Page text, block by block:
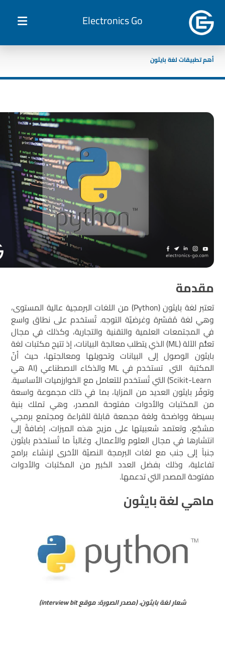
Electronics Go
أهم تطبيقات لغة بايثون
مقدمة
تعتبر لغة بايثون (Python) من اللغات البرمجية عالية المستوى،
وهي لغة مُفسّرة وغرضيّة التوجه. تُستخدم على نطاق واسع
في المجتمعات العلمية والتقنية والتجارية، وكذلك في مجال
تعلُّم الآلة (ML) الذي يتطلب معالجة البيانات، إذ تتيح مكتبات لغة
بايثون الوصول إلى البيانات وتحويلها ومعالجتها، حيث أنّ
المكتبة التي تستخدم في ML والذكاء الاصطناعي (AI هي
Scikit-Learn) التي تُستخدم للتعامل مع الخوارزميات الأساسية.
وتوفّر بايثون العديد من المزايا، بما في ذلك مجموعة واسعة
من المكتبات والأدوات مفتوحة المصدر، وهي تملك بنية
بسيطة وواضحة ولغة مجمعة قابلة للقراءة ومجتمع برمجي
مشجّع، وتعتمد شعبيتها على مزيج هذه الميزات، إضافةً إلى
انتشارها في مجال العلوم والأعمال. وغالباً ما تُستخدَم بايثون
جنباً إلى جنب مع لغات البرمجة النصيّة الأخرى لإنشاء برامج
تفاعلية، وذلك بفضل العدد الكبير من المكتبات والأدوات
مفتوحة المصدر التي تدعمها.
ماهي لغة بايثون
شعار لغة بايثون، (مصدر الصورة: موقع interview bit)